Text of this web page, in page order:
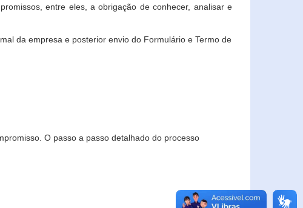
entre eles, a obrigação de conhecer, analisar e
da empresa e posterior envio do Formulário e Termo de
O passo a passo detalhado do processo